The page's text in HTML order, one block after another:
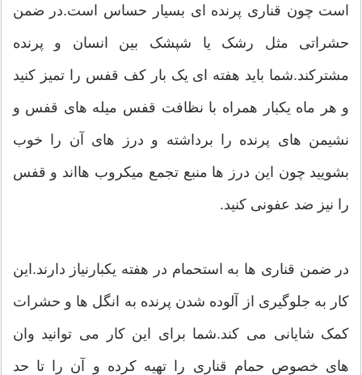
است چون قناری پرنده ای بسیار حساس است.در ضمن
حشراتی مثل رشک یا شپشک بین انسان و پرنده
مشترکند.شما باید هفته ای یک بار کف قفس را تمیز کنید
و هر ماه یکبار همراه با نظافت قفس میله های قفس و
نشیمن های پرنده را برداشته و درز های آن را خوب
بشویید چون این درز ها منبع تجمع میکروب هااند و قفس
را نیز ضد عفونی کنید.
در ضمن قناری ها به استحمام در هفته یکبارنیاز دارند.این
کار به جلوگیری از آلوده شدن پرنده به انگل ها و حشرات
کمک شایانی می کند.شما برای این کار می توانید وان
های خصوص حمام قناری را تهیه کرده و آن را تا حد